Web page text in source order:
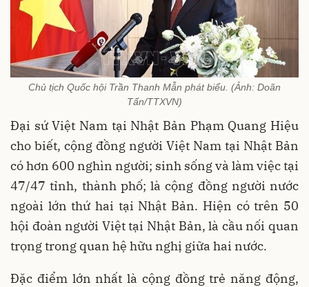
Chủ tịch Quốc hội Trần Thanh Mẫn phát biểu. (Ảnh: Doãn
Tấn/TTXVN)
Đại sứ Việt Nam tại Nhật Bản Phạm Quang Hiệu
cho biết, cộng đồng người Việt Nam tại Nhật Bản
có hơn 600 nghìn người; sinh sống và làm việc tại
47/47 tỉnh, thành phố; là cộng đồng người nước
ngoài lớn thứ hai tại Nhật Bản. Hiện có trên 50
hội đoàn người Việt tại Nhật Bản, là cầu nối quan
trọng trong quan hệ hữu nghị giữa hai nước.
Đặc điểm lớn nhất là cộng đồng trẻ năng động,